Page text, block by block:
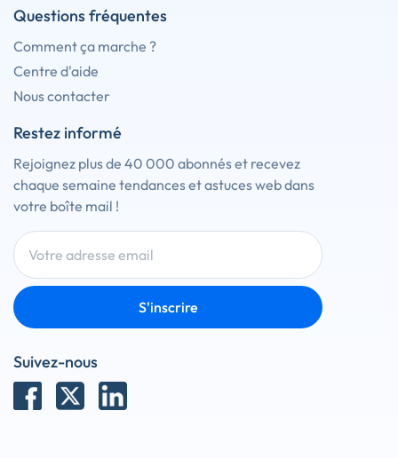
Questions fréquentes
Comment ça marche ?
Centre d'aide
Nous contacter
Restez informé
Rejoignez plus de 40 000 abonnés et recevez
chaque semaine tendances et astuces web dans
votre boîte mail !
S'inscrire
Suivez-nous